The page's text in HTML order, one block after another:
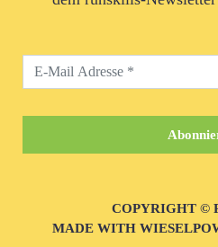
COPYRIGHT ©
MADE WITH